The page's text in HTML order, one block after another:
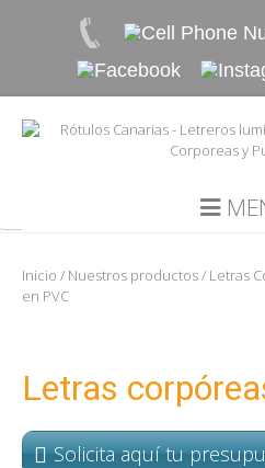
Inicio / Nuestros productos/ Letras
en PVC
Letras
Solicita aquí tu